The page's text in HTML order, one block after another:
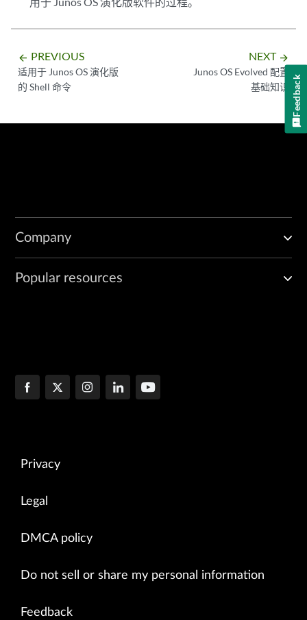
arrow_backward PREVIOUS
适用于 Junos OS 演化版
的 Shell 命令
NEXT arrow_forward
Junos OS Evolved 配置
基础知识
Company
Popular resources
Privacy
Legal
DMCA policy
Do not sell or share my personal information
Feedback
Feedback